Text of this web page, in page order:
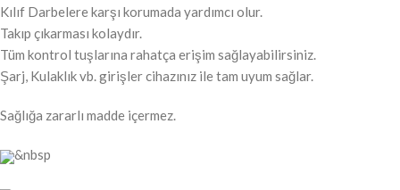
Kılıf Darbelere karşı korumada yardımcı olur.
Takıp çıkarması kolaydır.
Tüm kontrol tuşlarına rahatça erişim sağlayabilirsiniz.
Şarj, Kulaklık vb. girişler cihazınız ile tam uyum sağlar.
Sağlığa zararlı madde içermez.
&nbsp